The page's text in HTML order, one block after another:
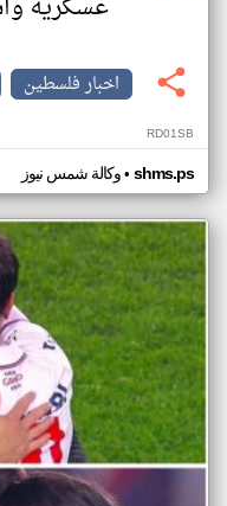
اخبار فلسطين
RD01SB
وكالة شمس نيوز• shms.ps